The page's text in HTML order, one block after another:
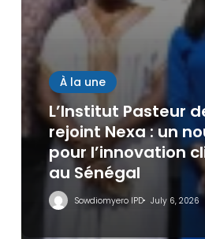
À la une
L’Institut Pasteur
rejoint Nexa : un
pour l’innovation
au Sénégal
Sowdiomyero IPD July 6, 2026
Leave a Reply